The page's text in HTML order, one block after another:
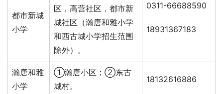
都市新城
小学
区，高营社区，都市新
城社区（瀚唐和雅小学
和西古城小学招生范围
除外）。
0311-66688590
18931367183
瀚唐和雅
小学
①瀚唐小区；②东古
城村。
18132616886